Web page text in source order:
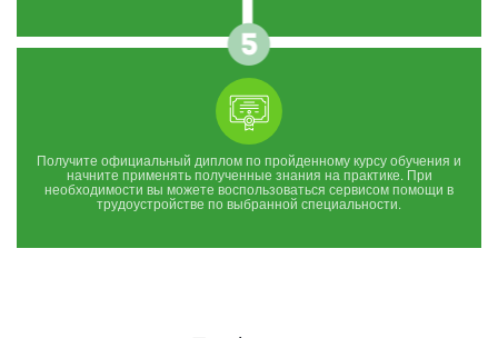
Получите официальный диплом по пройденному курсу обучения и
начните применять полученные знания на практике. При
необходимости вы можете воспользоваться сервисом помощи в
трудоустройстве по выбранной специальности.